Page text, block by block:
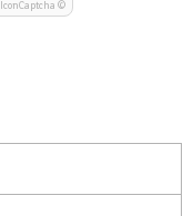
IconCaptcha ©